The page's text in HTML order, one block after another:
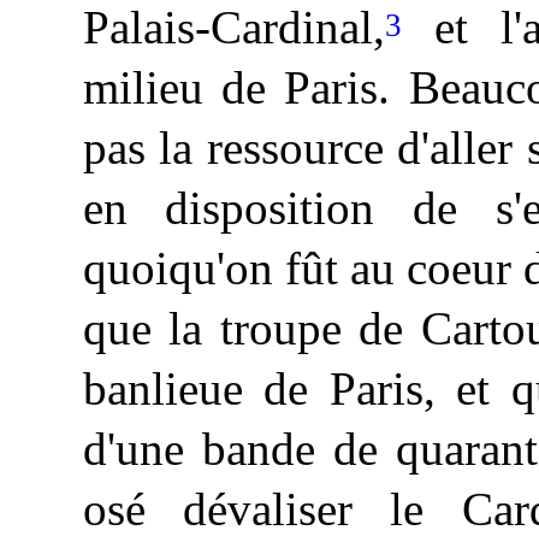
Palais-Cardinal,3
et
milieu de Paris.
pas la ressource d'aller
en disposition de
quoiqu'on fût au coeur
que la troupe de
banlieue de Paris, et
d'une bande de
osé dévaliser le